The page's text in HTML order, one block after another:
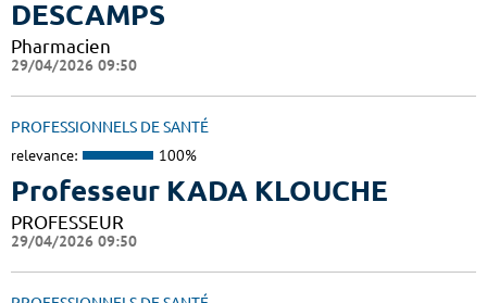
DESCAMPS
Pharmacien
29/04/2026 09:50
PROFESSIONNELS DE SANTÉ
relevance: 100%
Professeur KADA KLOUCHE
PROFESSEUR
29/04/2026 09:50